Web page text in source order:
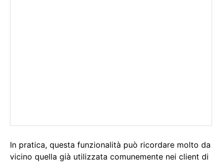
In pratica, questa funzionalità può ricordare molto da
vicino quella già utilizzata comunemente nei client di